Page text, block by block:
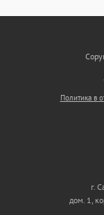
Политика в
г.
дом. 1,